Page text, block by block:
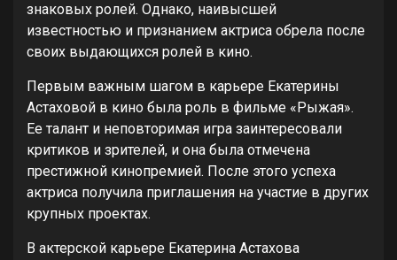
знаковых ролей. Однако, наивысшей
известностью и признанием актриса обрела после
своих выдающихся ролей в кино.
Первым важным шагом в карьере Екатерины
Астаховой в кино была роль в фильме «Рыжая».
Ее талант и неповторимая игра заинтересовали
критиков и зрителей, и она была отмечена
престижной кинопремией. После этого успеха
актриса получила приглашения на участие в других
крупных проектах.
В актерской карьере Екатерина Астахова